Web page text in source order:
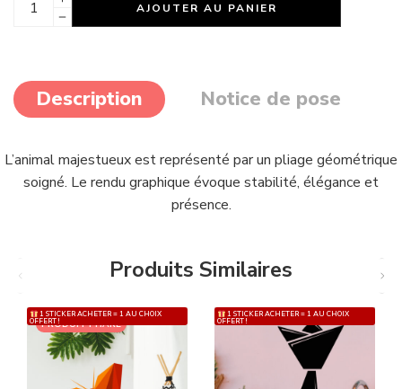
AJOUTER AU PANIER
Description Notice de pose
L’animal majestueux est représenté par un pliage géométrique
soigné. Le rendu graphique évoque stabilité, élégance et
présence.
Produits Similaires
1 STICKER ACHETER = 1 AU CHOIX
OFFERT !
PRODUIT PHARE
1 STICKER ACHETER = 1 AU CHOIX
OFFERT !